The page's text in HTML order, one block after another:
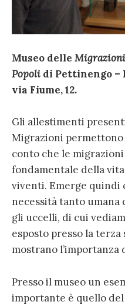
Museo delle
Popoli di Pettinengo –
via Fiume, 12.
Gli allestimenti
Migrazioni
conto che le
fondamentale della
viventi. Emerge quindi
necessità tanto umana
gli uccelli, di cui
esposto presso la terza
mostrano l’importanza
Presso il museo un
importante è quello